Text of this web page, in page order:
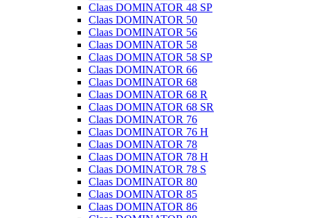
Claas DOMINATOR 48 SP
Claas DOMINATOR 50
Claas DOMINATOR 56
Claas DOMINATOR 58
Claas DOMINATOR 58 SP
Claas DOMINATOR 66
Claas DOMINATOR 68
Claas DOMINATOR 68 R
Claas DOMINATOR 68 SR
Claas DOMINATOR 76
Claas DOMINATOR 76 H
Claas DOMINATOR 78
Claas DOMINATOR 78 H
Claas DOMINATOR 78 S
Claas DOMINATOR 80
Claas DOMINATOR 85
Claas DOMINATOR 86